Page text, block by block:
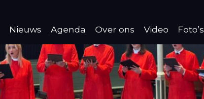
Nieuws Agenda Over ons Video Foto’s